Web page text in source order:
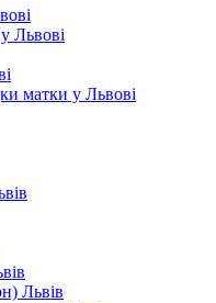
Львові
матки у Львові
Львів